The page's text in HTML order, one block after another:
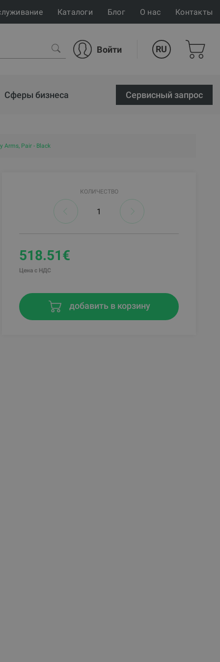
Каталоги Блог О нас Контакты
Войти RU
Сферы бизнеса Cервисный запрос
Arms, Pair - Black
КОЛИЧЕСТВО
518.51€
Цена с НДС
добавить в корзину